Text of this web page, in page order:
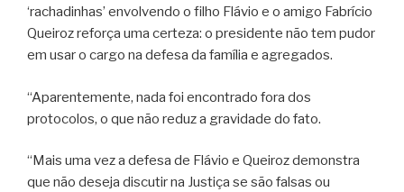
‘rachadinhas’ envolvendo o filho Flávio e o amigo Fabrício
Queiroz reforça uma certeza: o presidente não tem pudor
em usar o cargo na defesa da família e agregados.
“Aparentemente, nada foi encontrado fora dos
protocolos, o que não reduz a gravidade do fato.
“Mais uma vez a defesa de Flávio e Queiroz demonstra
que não deseja discutir na Justiça se são falsas ou